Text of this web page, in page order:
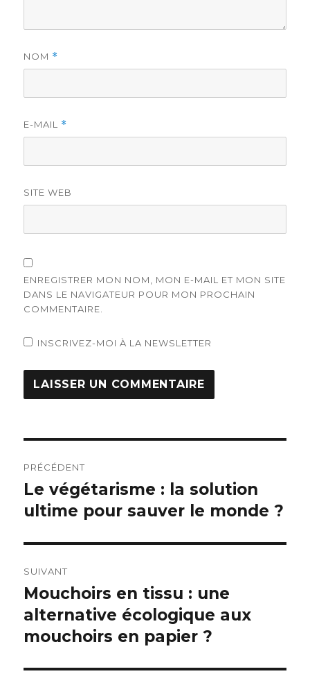
NOM *
E-MAIL *
SITE WEB
ENREGISTRER MON NOM, MON E-MAIL ET MON SITE
DANS LE NAVIGATEUR POUR MON PROCHAIN
COMMENTAIRE.
INSCRIVEZ-MOI À LA NEWSLETTER
de
l’article
PRÉCÉDENT
Article
précédent :
Le végétarisme : la solution
ultime pour sauver le monde ?
SUIVANT
Article
suivant :
Mouchoirs en tissu : une
alternative écologique aux
mouchoirs en papier ?